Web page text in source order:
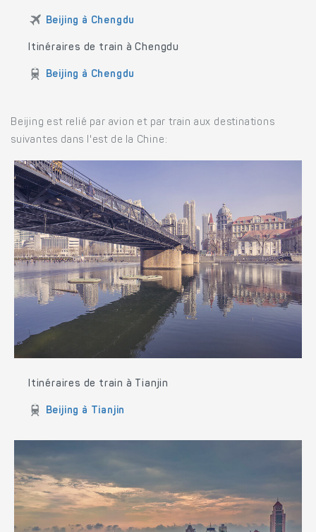
Beijing à Chengdu
Itinéraires de train à Chengdu
Beijing à Chengdu
Beijing est relié par avion et par train aux destinations
suivantes dans l'est de la Chine:
Itinéraires de train à Tianjin
Beijing à Tianjin